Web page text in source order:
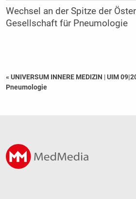
Wechsel an der Spitze der
Gesellschaft für Pneumologie
« UNIVERSUM INNERE MEDIZIN |UIM
Pneumologie